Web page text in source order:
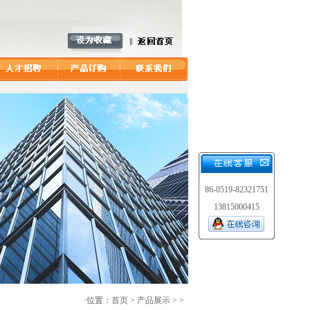
·位置： 首页 > 产品展示 > >
86-0519-82321751
13815000415